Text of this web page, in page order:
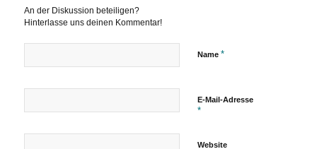
An der Diskussion beteiligen?
Hinterlasse uns deinen Kommentar!
Name *
E-Mail-Adresse
*
Website